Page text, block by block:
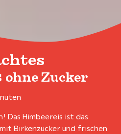
ohne Zucker
Das Himbeereis ist das
Birkenzucker und frischen